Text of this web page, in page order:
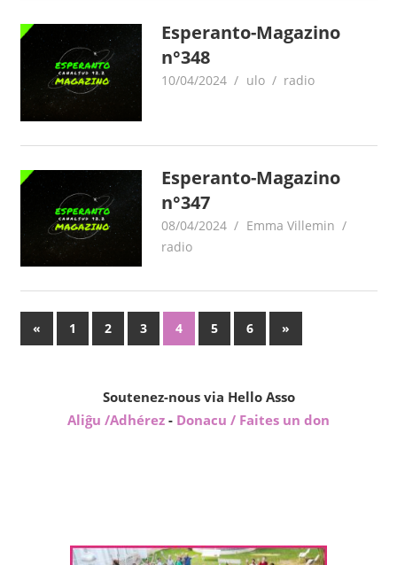
Esperanto-Magazino
n°348
10/04/2024 ulo radio
Esperanto-Magazino
n°347
08/04/2024
Emma Villemin
radio
Pagination
publications
«Previous
Posts
1 2 3 4 5 6
Next
Posts
»
Soutenez-nous via Hello Asso
Aliĝu /Adhérez - Donacu / Faites un don